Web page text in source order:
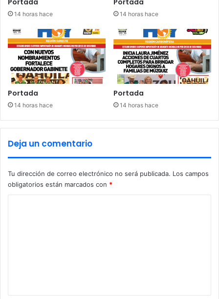
14 horas hace 14 horas hace
Portada
14 horas hace
Portada
14 horas hace
Deja un comentario
Tu dirección de correo electrónico no será publicada. Los campos
obligatorios están marcados con *